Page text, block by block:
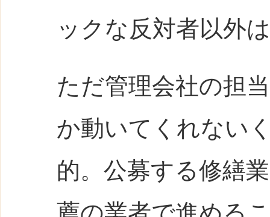
ックな反対者以外
ただ管理会社の担
か動いてくれない
的。公募する修繕